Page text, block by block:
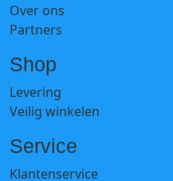
Over ons
Partners
Shop
Levering
Veilig winkelen
Service
Klantenservice